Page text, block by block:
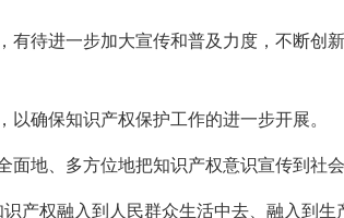
有待进一步加大宣传和普及力度，不断创
确保知识产权保护工作的进一步开展。
地、多方位地把知识产权意识宣传到社会
产权融入到人民群众生活中去、融入到生